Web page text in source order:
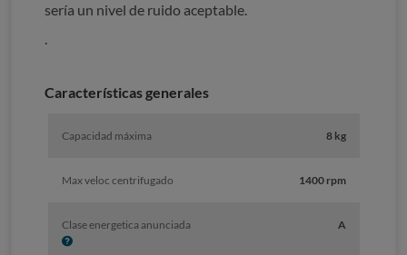
sería un nivel de ruido aceptable.
.
Características generales
Capacidad máxima 8 kg
Max veloc centrifugado 1400 rpm
Clase energetica anunciadaI
A